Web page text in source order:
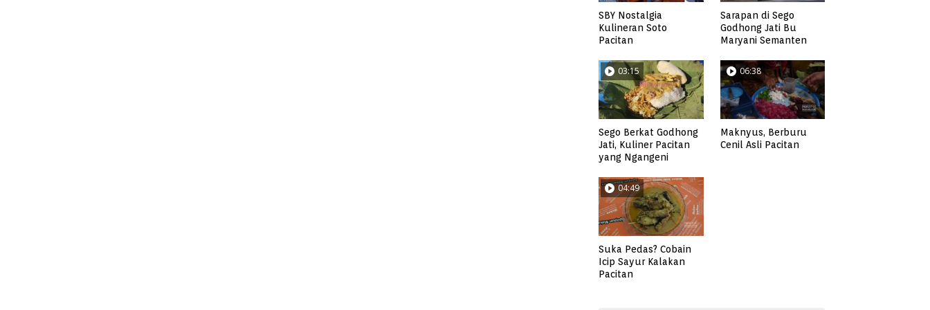
SBY Nostalgia
Kulineran Soto
Pacitan
Sarapan di Sego
Godhong Jati Bu
Maryani Semanten
03:15
Sego Berkat Godhong
Jati, Kuliner Pacitan
yang Ngangeni
06:38
Maknyus, Berburu
Cenil Asli Pacitan
04:49
Suka Pedas? Cobain
Icip Sayur Kalakan
Pacitan